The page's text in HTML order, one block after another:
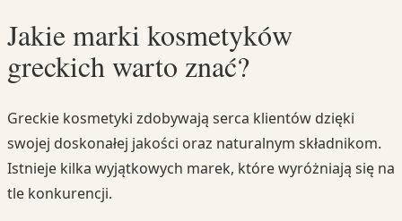
Jakie marki kosmetyków
greckich warto znać?
Greckie kosmetyki zdobywają serca klientów dzięki
swojej doskonałej jakości oraz naturalnym składnikom.
Istnieje kilka wyjątkowych marek, które wyróżniają się na
tle konkurencji.